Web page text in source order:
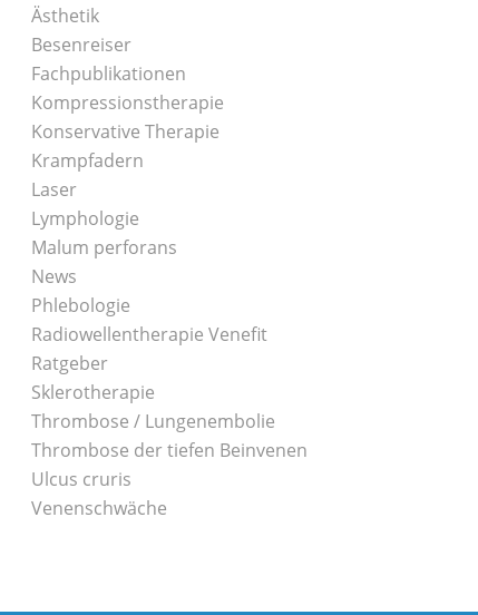
Ästhetik
Besenreiser
Fachpublikationen
Kompressionstherapie
Konservative Therapie
Krampfadern
Laser
Lymphologie
Malum perforans
News
Phlebologie
Radiowellentherapie Venefit
Ratgeber
Sklerotherapie
Thrombose / Lungenembolie
Thrombose der tiefen Beinvenen
Ulcus cruris
Venenschwäche